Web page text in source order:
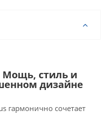
Мощь, стиль и
дизайне
гармонично сочетает